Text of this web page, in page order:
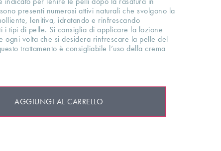
presenti numerosi attivi naturali che svolgono la
lenitiva, idratando e rinfrescando
i tipi di pelle. Si consiglia di applicare la lozione
ogni volta che si desidera rinfrescare la pelle del
trattamento è consigliabile l’uso della crema
AGGIUNGI AL CARRELLO